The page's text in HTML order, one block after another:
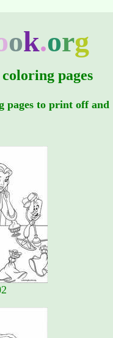
ok.org
pages
pages to print off and